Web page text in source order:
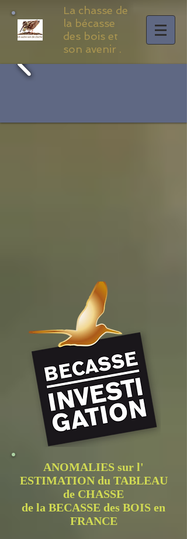
La chasse de
la bécasse
des bois et
son avenir .
ANOMALIES sur l'
ESTIMATION du TABLEAU
de CHASSE
de la BECASSE des BOIS en
FRANCE